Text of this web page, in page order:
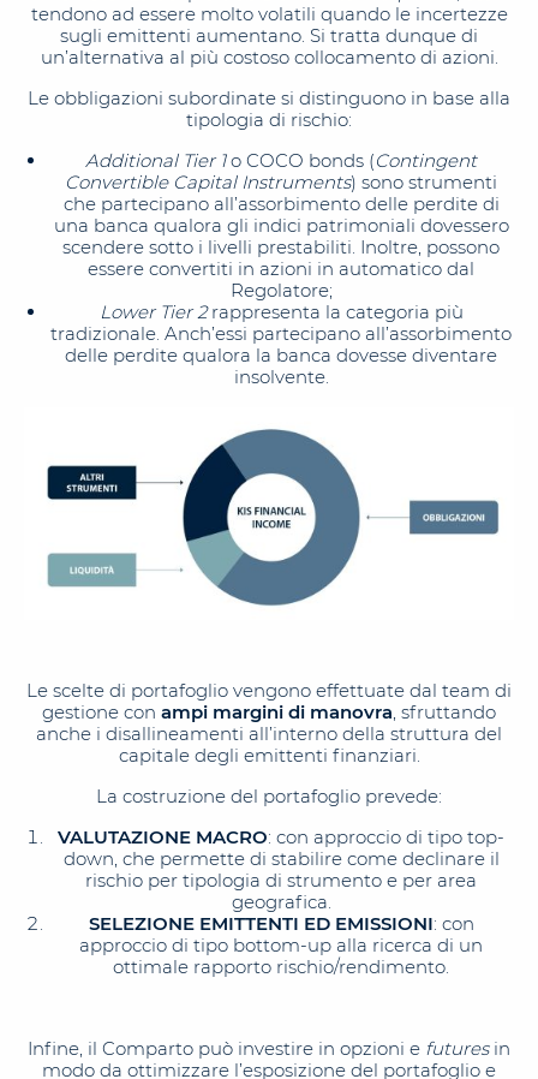
tendono ad essere molto volatili quando le incertezze
sugli emittenti aumentano. Si tratta dunque di
un’alternativa al più costoso collocamento di azioni.
Le obbligazioni subordinate si distinguono in base alla
tipologia di rischio:
Additional Tier 1o COCO bonds (Contingent
Convertible Capital Instruments) sono strumenti
che partecipano all’assorbimento delle perdite di
una banca qualora gli indici patrimoniali dovessero
scendere sotto i livelli prestabiliti. Inoltre, possono
essere convertiti in azioni in automatico dal
Regolatore;
Lower Tier 2rappresenta la categoria più
tradizionale. Anch’essi partecipano all’assorbimento
delle perdite qualora la banca dovesse diventare
insolvente.
Le scelte di portafoglio vengono effettuate dal team di
gestione con ampi margini di manovra, sfruttando
anche i disallineamenti all’interno della struttura del
capitale degli emittenti finanziari.
La costruzione del portafoglio prevede:
VALUTAZIONE MACRO: con approccio di tipo top-
down, che permette di stabilire come declinare il
rischio per tipologia di strumento e per area
geografica.
SELEZIONE EMITTENTI ED EMISSIONI: con
approccio di tipo bottom-up alla ricerca di un
ottimale rapporto rischio/rendimento.
Infine, il Comparto può investire in opzioni e futuresin
modo da ottimizzare l’esposizione del portafoglio e